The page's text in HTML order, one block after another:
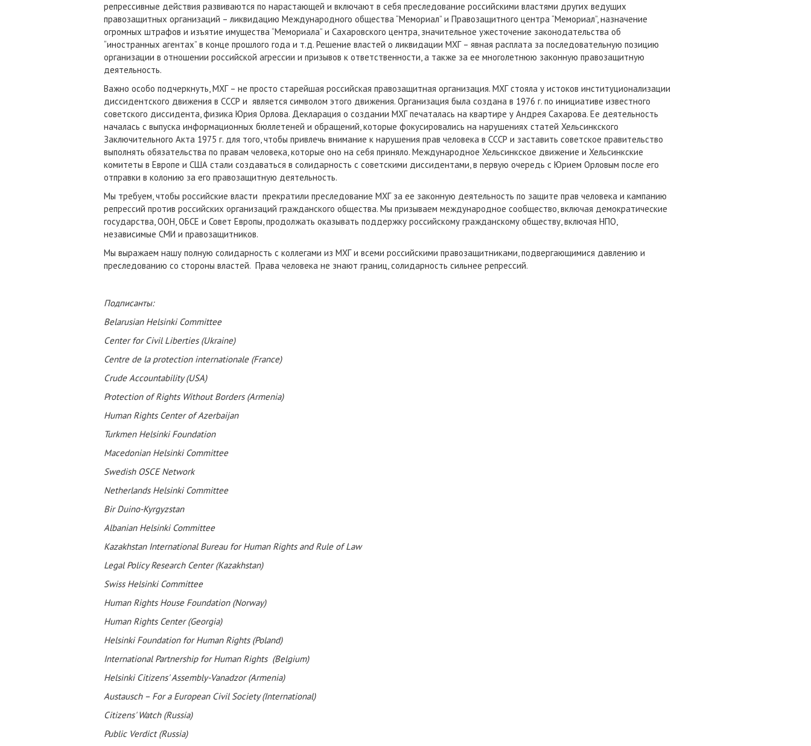
репрессивные действия развиваются по нарастающей и включают в себя преследование российскими властями других ведущих
правозащитных организаций – ликвидацию Международного общества “Мемориал” и Правозащитного центра “Мемориал”, назначение
огромных штрафов и изъятие имущества “Мемориала” и Сахаровского центра, значительное ужесточение законодательства об
“иностранных агентах” в конце прошлого года и т.д. Решение властей о ликвидации МХГ – явная расплата за последовательную позицию
организации в отношении российской агрессии и призывов к ответственности, а также за ее многолетнюю законную правозащитную
деятельность.
Важно особо подчеркнуть, МХГ – не просто старейшая российская правозащитная организация. МХГ стояла у истоков институционализации
диссидентского движения в СССР и является символом этого движения. Организация была создана в 1976 г. по инициативе известного
советского диссидента, физика Юрия Орлова. Декларация о создании МХГ печаталась на квартире у Андрея Сахарова. Ее деятельность
началась с выпуска информационных бюллетеней и обращений, которые фокусировались на нарушениях статей Хельсинкского
Заключительного Акта 1975 г. для того, чтобы привлечь внимание к нарушения прав человека в СССР и заставить советское правительство
выполнять обязательства по правам человека, которые оно на себя приняло. Международное Хельсинкское движение и Хельсинкские
комитеты в Европе и США стали создаваться в солидарность с советскими диссидентами, в первую очередь с Юрием Орловым после его
отправки в колонию за его правозащитную деятельность.
Мы требуем, чтобы российские власти прекратили преследование МХГ за ее законную деятельность по защите прав человека и кампанию
репрессий против российских организаций гражданского общества. Мы призываем международное сообщество, включая демократические
государства, ООН, ОБСЕ и Совет Европы, продолжать оказывать поддержку российскому гражданскому обществу, включая НПО,
независимые СМИ и правозащитников.
Мы выражаем нашу полную солидарность с коллегами из МХГ и всеми российскими правозащитниками, подвергающимися давлению и
преследованию со стороны властей. Права человека не знают границ, солидарность сильнее репрессий.
Подписанты:
Belarusian Helsinki Committee
Сenter for Civil Liberties (Ukraine)
Centre de la protection internationale (France)
Crude Accountability (USA)
Protection of Rights Without Borders (Armenia)
Human Rights Center of Azerbaijan
Turkmen Helsinki Foundation
Macedonian Helsinki Committee
Swedish OSCE Network
Netherlands Helsinki Committee
Bir Duino-Kyrgyzstan
Albanian Helsinki Committee
Kazakhstan International Bureau for Human Rights and Rule of Law
Legal Policy Research Center (Kazakhstan)
Swiss Helsinki Committee
Human Rights House Foundation (Norway)
Human Rights Center (Georgia)
Helsinki Foundation for Human Rights (Poland)
International Partnership for Human Rights (Belgium)
Helsinki Citizens' Assembly-Vanadzor (Armenia)
Austausch – For a European Civil Society (International)
Citizens' Watch (Russia)
Public Verdict (Russia)